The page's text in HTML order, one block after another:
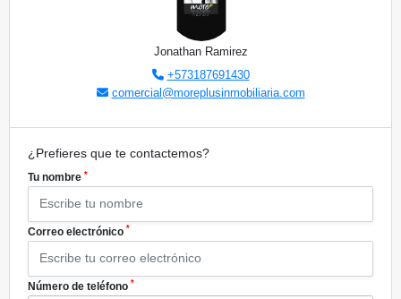
Jonathan Ramirez
+573187691430
comercial@moreplusinmobiliaria.com
¿Prefieres que te contactemos?
Tu nombre *
Correo electrónico *
Número de teléfono *